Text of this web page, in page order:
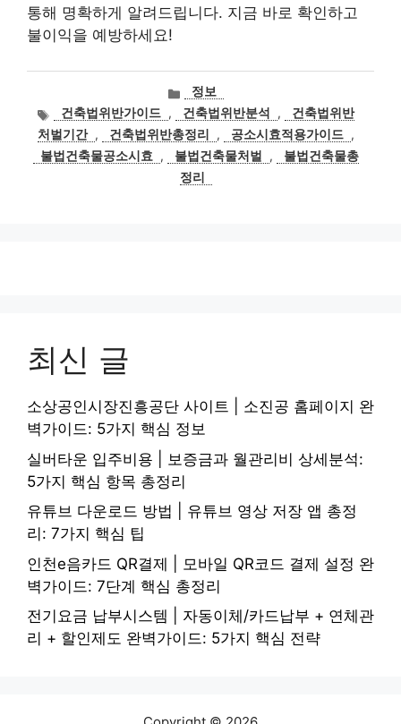
통해 명확하게 알려드립니다. 지금 바로 확인하고
불이익을 예방하세요!
카
테
고
리
정보
태
그
건축법위반가이드 , 건축법위반분석 ,
건축법위반
처벌기간 , 건축법위반총정리 , 공소시효적용가이드 ,
불법건축물공소시효
, 불법건축물처벌 ,
불법건축물총
정리
최신 글
소상공인시장진흥공단 사이트 | 소진공 홈페이지 완
벽가이드: 5가지 핵심 정보
실버타운 입주비용 | 보증금과 월관리비 상세분석:
5가지 핵심 항목 총정리
유튜브 다운로드 방법 | 유튜브 영상 저장 앱 총정
리: 7가지 핵심 팁
인천e음카드 QR결제 | 모바일 QR코드 결제 설정 완
벽가이드: 7단계 핵심 총정리
전기요금 납부시스템 | 자동이체/카드납부 + 연체관
리 + 할인제도 완벽가이드: 5가지 핵심 전략